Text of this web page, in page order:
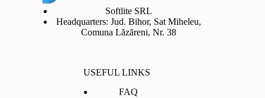
Softlite SRL
Headquarters: Jud. Bihor, Sat Miheleu,
Comuna Lăzăreni, Nr. 38
USEFUL LINKS
FAQ